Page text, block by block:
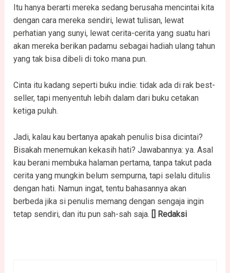
Itu hanya berarti mereka sedang berusaha mencintai kita
dengan cara mereka sendiri, lewat tulisan, lewat
perhatian yang sunyi, lewat cerita-cerita yang suatu hari
akan mereka berikan padamu sebagai hadiah ulang tahun
yang tak bisa dibeli di toko mana pun.
Cinta itu kadang seperti buku indie: tidak ada di rak best-
seller, tapi menyentuh lebih dalam dari buku cetakan
ketiga puluh.
Jadi, kalau kau bertanya apakah penulis bisa dicintai?
Bisakah menemukan kekasih hati? Jawabannya: ya. Asal
kau berani membuka halaman pertama, tanpa takut pada
cerita yang mungkin belum sempurna, tapi selalu ditulis
dengan hati. Namun ingat, tentu bahasannya akan
berbeda jika si penulis memang dengan sengaja ingin
tetap sendiri, dan itu pun sah-sah saja. [] Redaksi